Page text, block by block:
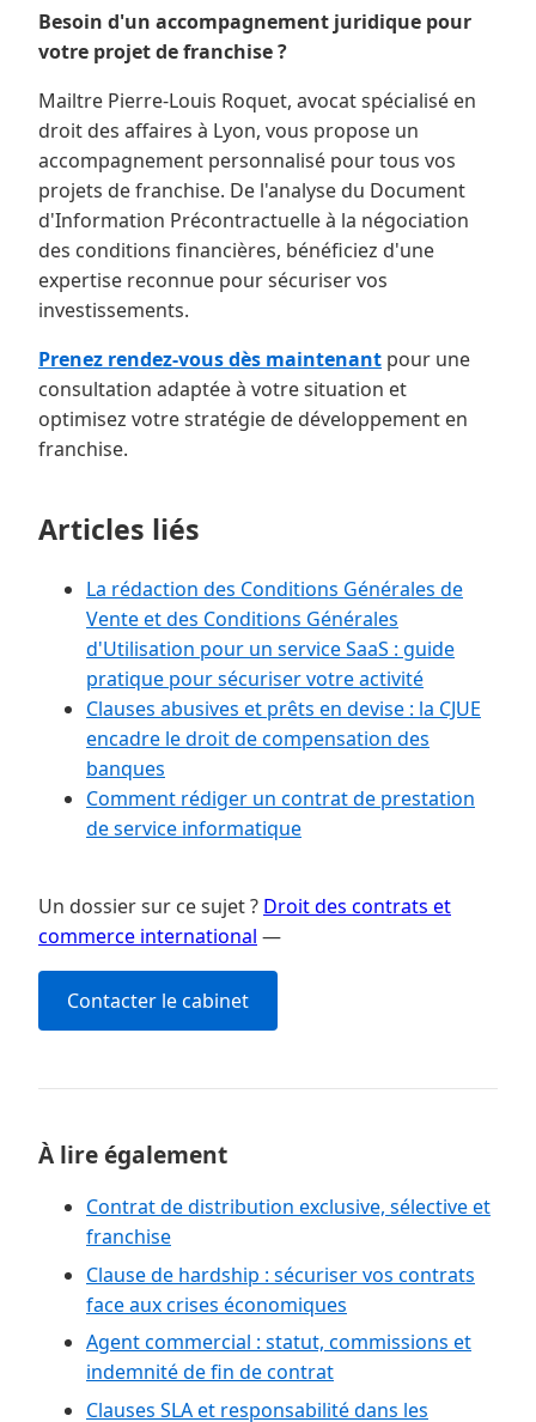
Besoin d'un accompagnement juridique pour
votre projet de franchise ?
Mailtre Pierre-Louis Roquet, avocat spécialisé en
droit des affaires à Lyon, vous propose un
accompagnement personnalisé pour tous vos
projets de franchise. De l'analyse du Document
d'Information Précontractuelle à la négociation
des conditions financières, bénéficiez d'une
expertise reconnue pour sécuriser vos
investissements.
Prenez rendez-vous dès maintenant pour une
consultation adaptée à votre situation et
optimisez votre stratégie de développement en
franchise.
Articles liés
La rédaction des Conditions Générales de
Vente et des Conditions Générales
d'Utilisation pour un service SaaS : guide
pratique pour sécuriser votre activité
Clauses abusives et prêts en devise : la CJUE
encadre le droit de compensation des
banques
Comment rédiger un contrat de prestation
de service informatique
Un dossier sur ce sujet ? Droit des contrats et
commerce international —
Contacter le cabinet
À lire également
Contrat de distribution exclusive, sélective et
franchise
Clause de hardship : sécuriser vos contrats
face aux crises économiques
Agent commercial : statut, commissions et
indemnité de fin de contrat
Clauses SLA et responsabilité dans les